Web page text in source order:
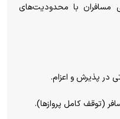
مسافران با محدودیت‌های